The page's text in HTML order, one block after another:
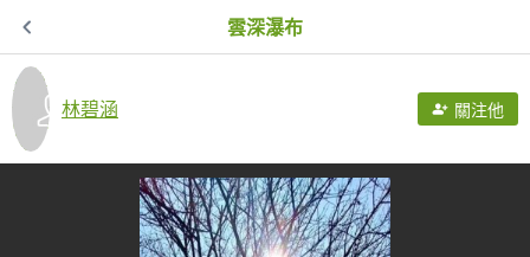
雲深瀑布
林碧涵 關注他